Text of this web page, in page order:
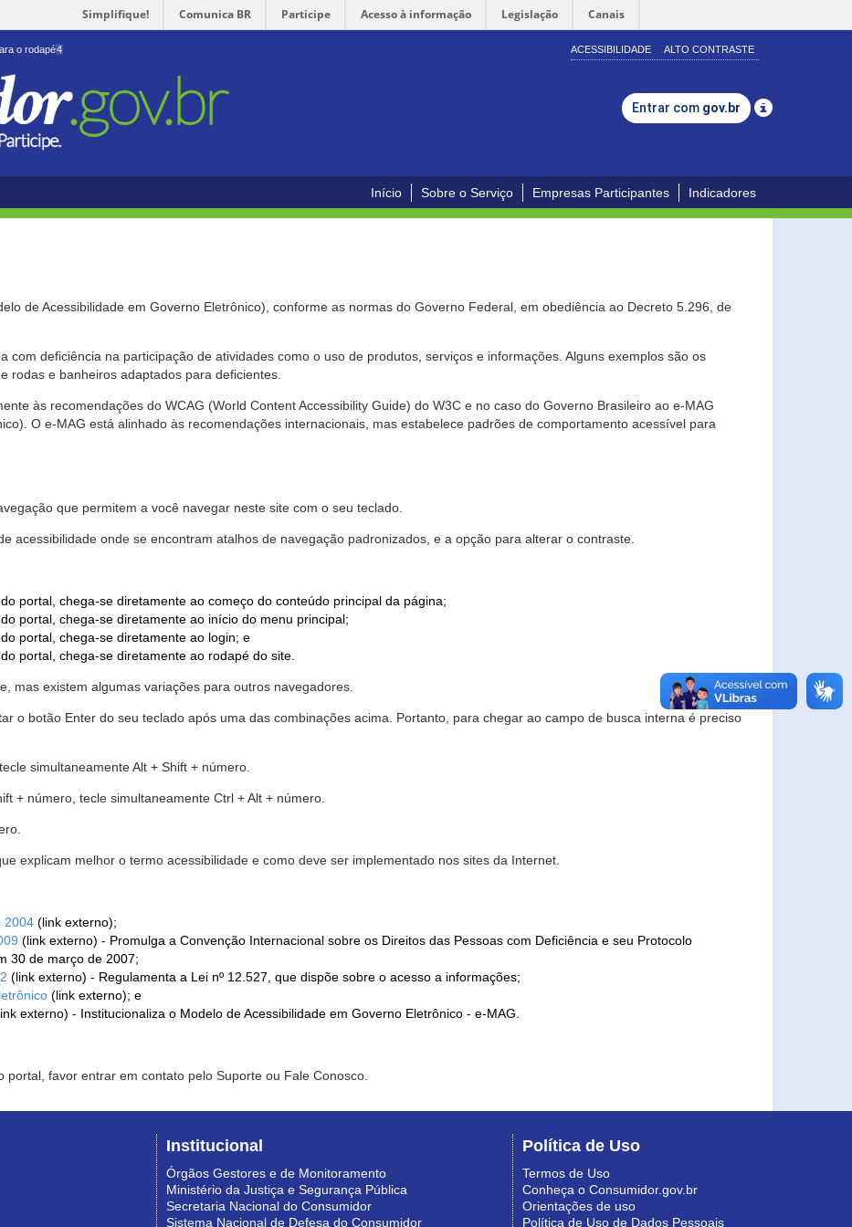
Simplifique! Comunica BR Participe Acesso à informação Legislação Canais
o rodapé4 ACESSIBILIDADE ALTO CONTRASTE
Entrar com gov.br
Início Sobre o Serviço Empresas Participantes Indicadores
de Acessibilidade em Governo Eletrônico), conforme as normas do Governo Federal, em obediência ao Decreto 5.296, de
com deficiência na participação de atividades como o uso de produtos, serviços e informações. Alguns exemplos são os
rodas e banheiros adaptados para deficientes.
às recomendações do WCAG (World Content Accessibility Guide) do W3C e no caso do Governo Brasileiro ao e-MAG
O e-MAG está alinhado às recomendações internacionais, mas estabelece padrões de comportamento acessível para
que permitem a você navegar neste site com o seu teclado.
acessibilidade onde se encontram atalhos de navegação padronizados, e a opção para alterar o contraste.
portal, chega-se diretamente ao começo do conteúdo principal da página;
portal, chega-se diretamente ao início do menu principal;
portal, chega-se diretamente ao login; e
portal, chega-se diretamente ao rodapé do site.
mas existem algumas variações para outros navegadores.
o botão Enter do seu teclado após uma das combinações acima. Portanto, para chegar ao campo de busca interna é preciso
simultaneamente Alt + Shift + número.
+ número, tecle simultaneamente Ctrl + Alt + número.
explicam melhor o termo acessibilidade e como deve ser implementado nos sites da Internet.
2004 (link externo);
(link externo) - Promulga a Convenção Internacional sobre os Direitos das Pessoas com Deficiência e seu Protocolo
30 de março de 2007;
(link externo) - Regulamenta a Lei nº 12.527, que dispõe sobre o acesso a informações;
(link externo); e
externo) - Institucionaliza o Modelo de Acessibilidade em Governo Eletrônico - e-MAG.
portal, favor entrar em contato pelo Suporte ou Fale Conosco.
Institucional
Órgãos Gestores e de Monitoramento
Ministério da Justiça e Segurança Pública
Secretaria Nacional do Consumidor
Sistema Nacional de Defesa do Consumidor
Política de Uso
Termos de Uso
Conheça o Consumidor.gov.br
Orientações de uso
Política de Uso de Dados Pessoais